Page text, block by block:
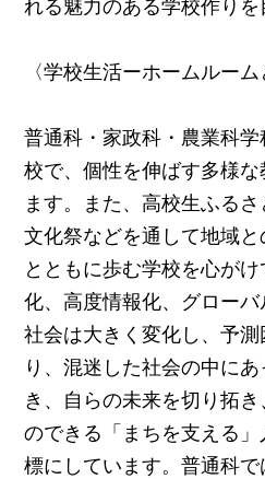
れる魅力のある学校作りを
〈学校生活ーホームルーム
普通科・家政科・農業科
校で、個性を伸ばす多様
ます。また、高校生ふるさ
文化祭などを通して地域
とともに歩む学校を心が
化、高度情報化、グローバ
社会は大きく変化し、予
り、混迷した社会の中に
き、自らの未来を切り拓
のできる「まちを支える
標にしています。普通科で